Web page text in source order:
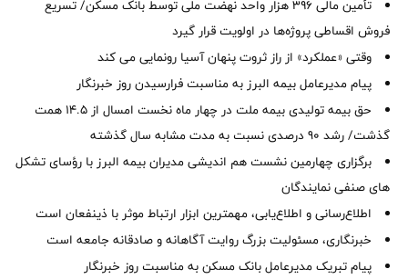
تأمین مالی ۳۹۶ هزار واحد نهضت ملی توسط بانک مسکن/ تسریع
فروش اقساطی پروژه‌ها در اولویت قرار گیرد
وقتی «عملکرد» از راز ثروت پنهان آسیا رونمایی می کند
پیام مدیرعامل بیمه البرز به مناسبت فرارسیدن روز خبرنگار
حق بیمه تولیدی بیمه ملت در چهار ماه نخست امسال از 14.5 همت
گذشت/ رشد 90 درصدی نسبت به مدت مشابه سال گذشته
برگزاری چهارمین نشست هم اندیشی مدیران بیمه البرز با رؤسای تشکل
های صنفی نمایندگان
اطلاع‌رسانی و اطلاع‌یابی، مهمترین ابزار ارتباط موثر با ذینفعان است
خبرنگاری، مسئولیت بزرگ روایت آگاهانه و صادقانه جامعه است
پیام تبریک مدیرعامل بانک مسکن به مناسبت روز خبرنگار